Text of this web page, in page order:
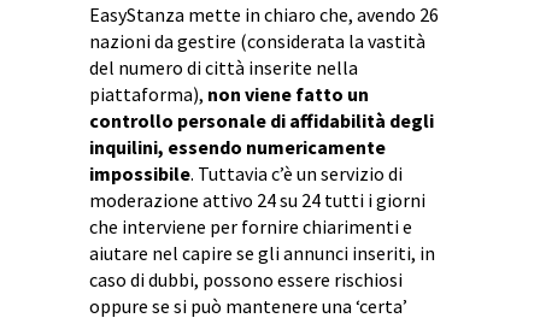
EasyStanza mette in chiaro che, avendo 26
nazioni da gestire (considerata la vastità
del numero di città inserite nella
piattaforma), non viene fatto un
controllo personale di affidabilità degli
inquilini, essendo numericamente
impossibile. Tuttavia c’è un servizio di
moderazione attivo 24 su 24 tutti i giorni
che interviene per fornire chiarimenti e
aiutare nel capire se gli annunci inseriti, in
caso di dubbi, possono essere rischiosi
oppure se si può mantenere una ‘certa’